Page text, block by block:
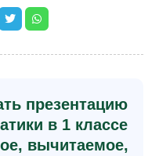
презентацию
в 1 классе
вычитаемое,